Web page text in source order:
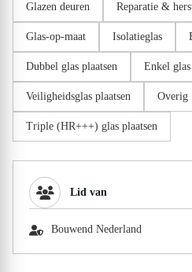
Glazen deuren Reparatie &
Glas-op-maat Isolatieglas
Dubbel glas plaatsen Enkel glas
Veiligheidsglas plaatsen Overig
Triple (HR+++) glas plaatsen
Lid van
Bouwend Nederland